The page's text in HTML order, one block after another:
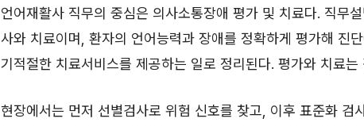
언어재활사 직무의 중심은 의사소통장애 평가 및 치료다. 직무
사와 치료이며, 환자의 언어능력과 장애를 정확하게 평가해 진
기적절한 치료서비스를 제공하는 일로 정리된다. 평가와 치료
현장에서는 먼저 선별검사로 위험 신호를 찾고, 이후 표준화 검